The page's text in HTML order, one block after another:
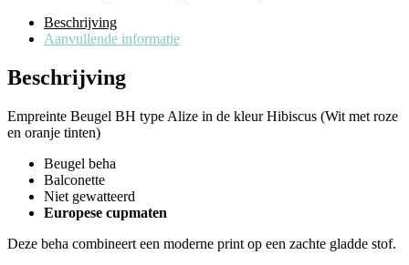
Beschrijving
Aanvullende informatie
Beschrijving
Empreinte Beugel BH type Alize in de kleur Hibiscus (Wit met roze
en oranje tinten)
Beugel beha
Balconette
Niet gewatteerd
Europese cupmaten
Deze beha combineert een moderne print op een zachte gladde stof.